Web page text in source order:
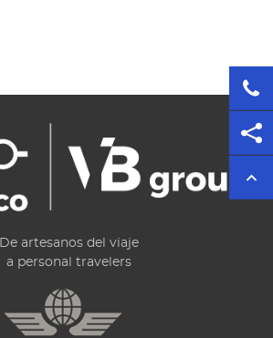
De artesanos del viaje
a personal travelers